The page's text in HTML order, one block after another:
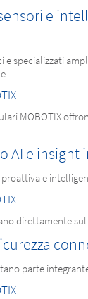
e
e specializzati
MOBOTIX
AI e insight
e
direttamente
parte